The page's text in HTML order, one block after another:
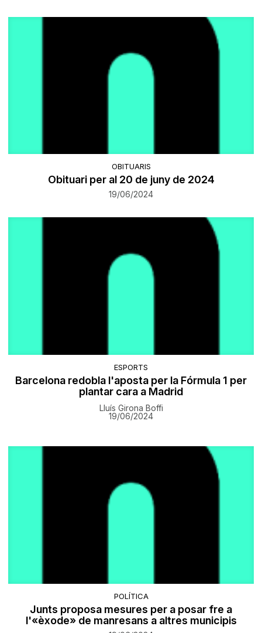
OBITUARIS
Obituari per al 20 de juny de 2024
19/06/2024
ESPORTS
Barcelona redobla l'aposta per la Fórmula 1 per
plantar cara a Madrid
Lluís Girona Boffi
19/06/2024
POLÍTICA
Junts proposa mesures per a posar fre a
l'«èxode» de manresans a altres municipis